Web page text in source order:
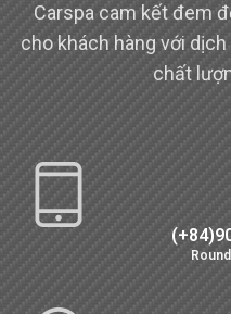
Carspa cam kết đem
cho khách hàng với
chất